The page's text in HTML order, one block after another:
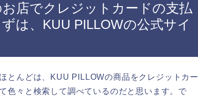
店でクレジットカードの支払
は、KUU PILLOWの公式サイ
とんどは、KUU PILLOWの商品をクレジットカー
色々と検索して調べているのだと思います。で